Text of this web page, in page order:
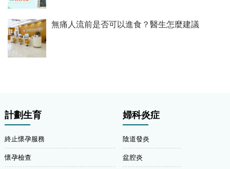
無痛人流前是否可以進食？醫生怎麼建議
計劃生育
終止懷孕服務
懷孕檢查
婦科炎症
陰道發炎
盆腔炎